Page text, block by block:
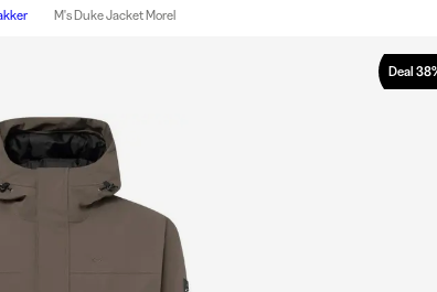
M's Duke Jacket Morel
Deal 38